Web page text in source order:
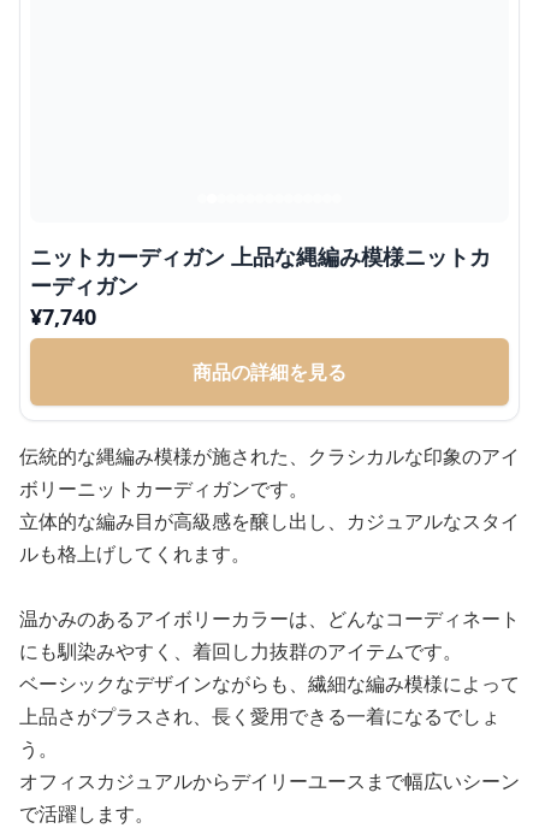
ニットカーディガン 上品な縄編み模様ニットカ
ーディガン
¥7,740
商品の詳細を見る
伝統的な縄編み模様が施された、クラシカルな印象のアイ
ボリーニットカーディガンです。
立体的な編み目が高級感を醸し出し、カジュアルなスタイ
ルも格上げしてくれます。
温かみのあるアイボリーカラーは、どんなコーディネート
にも馴染みやすく、着回し力抜群のアイテムです。
ベーシックなデザインながらも、繊細な編み模様によって
上品さがプラスされ、長く愛用できる一着になるでしょ
う。
オフィスカジュアルからデイリーユースまで幅広いシーン
で活躍します。